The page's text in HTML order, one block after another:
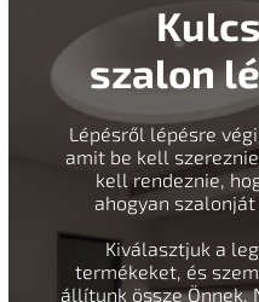
szalon
Lépésről lépésre
amit be kell
kell rendeznie,
ahogyan
Kiválasztjuk a
termékeket, és
állítunk össze Önnek.